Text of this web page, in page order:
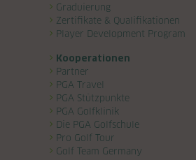
Graduierung
Zertifikate & Qualifikationen
Player Development Program
Kooperationen
Partner
PGA Travel
PGA Stützpunkte
PGA Golfklinik
Die PGA Golfschule
Pro Golf Tour
Golf Team Germany